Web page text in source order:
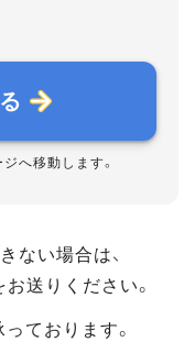
へ移動します。
ない場合は、
送りください。
ております。